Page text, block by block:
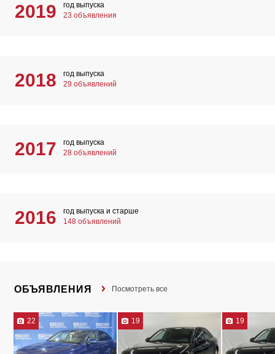
2019
год выпуска
23 объявления
2018
год выпуска
29 объявлений
2017
год выпуска
28 объявлений
2016
год выпуска и старше
148 объявлений
ОБЪЯВЛЕНИЯ Посмотреть все
22 19 19